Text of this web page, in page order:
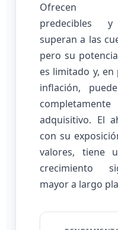
Ofrecen
predecibles y
superan a las
pero su
es limitado y,
inflación,
adquisitivo. El
con su
valores, tiene
crecimiento
mayor a largo